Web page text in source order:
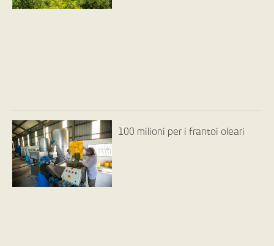
100 milioni per i frantoi oleari